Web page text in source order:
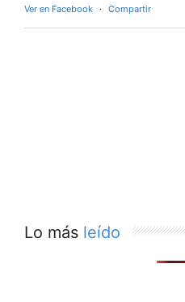
Ver en Facebook · Compartir
Lo más leído